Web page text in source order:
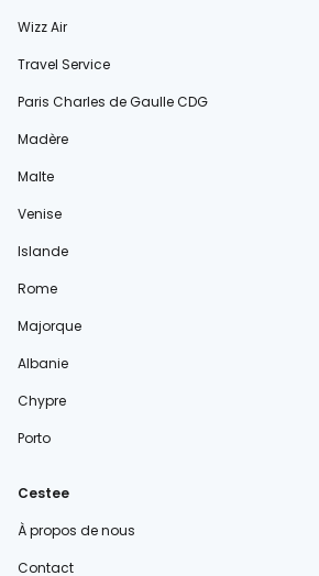
Wizz Air
Travel Service
Paris Charles de Gaulle CDG
Madère
Malte
Venise
Islande
Rome
Majorque
Albanie
Chypre
Porto
Cestee
À propos de nous
Contact